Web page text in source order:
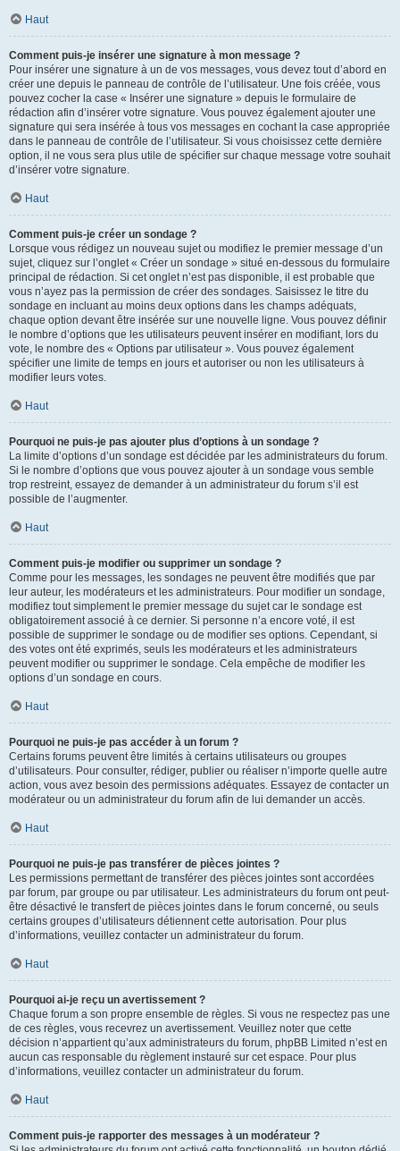
Haut
Comment puis-je insérer une signature à mon message ?
Pour insérer une signature à un de vos messages, vous devez tout d’abord en
créer une depuis le panneau de contrôle de l’utilisateur. Une fois créée, vous
pouvez cocher la case « Insérer une signature » depuis le formulaire de
rédaction afin d’insérer votre signature. Vous pouvez également ajouter une
signature qui sera insérée à tous vos messages en cochant la case appropriée
dans le panneau de contrôle de l’utilisateur. Si vous choisissez cette dernière
option, il ne vous sera plus utile de spécifier sur chaque message votre souhait
d’insérer votre signature.
Haut
Comment puis-je créer un sondage ?
Lorsque vous rédigez un nouveau sujet ou modifiez le premier message d’un
sujet, cliquez sur l’onglet « Créer un sondage » situé en-dessous du formulaire
principal de rédaction. Si cet onglet n’est pas disponible, il est probable que
vous n’ayez pas la permission de créer des sondages. Saisissez le titre du
sondage en incluant au moins deux options dans les champs adéquats,
chaque option devant être insérée sur une nouvelle ligne. Vous pouvez définir
le nombre d’options que les utilisateurs peuvent insérer en modifiant, lors du
vote, le nombre des « Options par utilisateur ». Vous pouvez également
spécifier une limite de temps en jours et autoriser ou non les utilisateurs à
modifier leurs votes.
Haut
Pourquoi ne puis-je pas ajouter plus d’options à un sondage ?
La limite d’options d’un sondage est décidée par les administrateurs du forum.
Si le nombre d’options que vous pouvez ajouter à un sondage vous semble
trop restreint, essayez de demander à un administrateur du forum s’il est
possible de l’augmenter.
Haut
Comment puis-je modifier ou supprimer un sondage ?
Comme pour les messages, les sondages ne peuvent être modifiés que par
leur auteur, les modérateurs et les administrateurs. Pour modifier un sondage,
modifiez tout simplement le premier message du sujet car le sondage est
obligatoirement associé à ce dernier. Si personne n’a encore voté, il est
possible de supprimer le sondage ou de modifier ses options. Cependant, si
des votes ont été exprimés, seuls les modérateurs et les administrateurs
peuvent modifier ou supprimer le sondage. Cela empêche de modifier les
options d’un sondage en cours.
Haut
Pourquoi ne puis-je pas accéder à un forum ?
Certains forums peuvent être limités à certains utilisateurs ou groupes
d’utilisateurs. Pour consulter, rédiger, publier ou réaliser n’importe quelle autre
action, vous avez besoin des permissions adéquates. Essayez de contacter un
modérateur ou un administrateur du forum afin de lui demander un accès.
Haut
Pourquoi ne puis-je pas transférer de pièces jointes ?
Les permissions permettant de transférer des pièces jointes sont accordées
par forum, par groupe ou par utilisateur. Les administrateurs du forum ont peut-
être désactivé le transfert de pièces jointes dans le forum concerné, ou seuls
certains groupes d’utilisateurs détiennent cette autorisation. Pour plus
d’informations, veuillez contacter un administrateur du forum.
Haut
Pourquoi ai-je reçu un avertissement ?
Chaque forum a son propre ensemble de règles. Si vous ne respectez pas une
de ces règles, vous recevrez un avertissement. Veuillez noter que cette
décision n’appartient qu’aux administrateurs du forum, phpBB Limited n’est en
aucun cas responsable du règlement instauré sur cet espace. Pour plus
d’informations, veuillez contacter un administrateur du forum.
Haut
Comment puis-je rapporter des messages à un modérateur ?